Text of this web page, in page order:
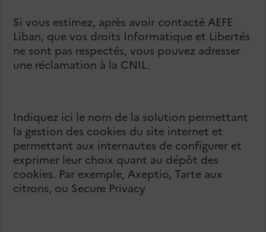
Si vous estimez, après avoir contacté AEFE
Liban, que vos droits Informatique et Libertés
ne sont pas respectés, vous pouvez adresser
une réclamation à la CNIL.
Indiquez ici le nom de la solution permettant
la gestion des cookies du site internet et
permettant aux internautes de configurer et
exprimer leur choix quant au dépôt des
cookies. Par exemple, Axeptio, Tarte aux
citrons, ou Secure Privacy